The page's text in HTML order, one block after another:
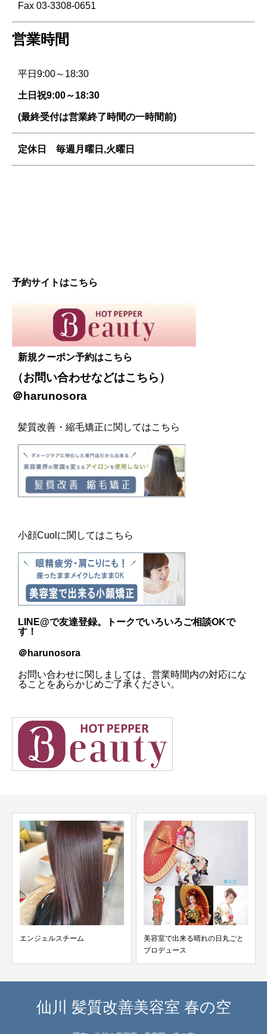
Fax 03-3308-0651
営業時間
平日9:00～18:30
土日祝9:00～18:30
(最終受付は営業終了時間の一時間前)
定休日 毎週 月曜日,火曜日
予約サイトはこちら
新規クーポン予約はこちら
（お問い合わせなどはこちら ）
＠harunosora
髪質改善・縮毛矯正に関してはこちら
小顔Cuolに関してはこちら
LINE@で友達登録。トークでいろいろご相談OKで
す！
＠harunosora
お問い合わせに関しましては、営業時間内の対応にな
ることをあらかじめご了承ください。
エンジェルスチーム
美容室で出来る晴れの日丸ごと
プロデュース
仙川 髪質改善美容室 春の空